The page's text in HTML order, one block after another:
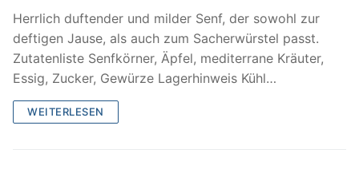
Herrlich duftender und milder Senf, der sowohl zur
deftigen Jause, als auch zum Sacherwürstel passt.
Zutatenliste Senfkörner, Äpfel, mediterrane Kräuter,
Essig, Zucker, Gewürze Lagerhinweis Kühl…
WEITERLESEN